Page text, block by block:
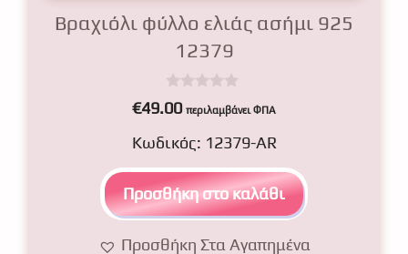
Βραχιόλι φύλλο ελιάς ασήμι 925
12379
0
o
t
f
5
€49.00 περιλαμβάνει ΦΠΑ
Κωδικός: 12379-AR
Προσθήκη στο καλάθι
Προσθήκη Στα Αγαπημένα